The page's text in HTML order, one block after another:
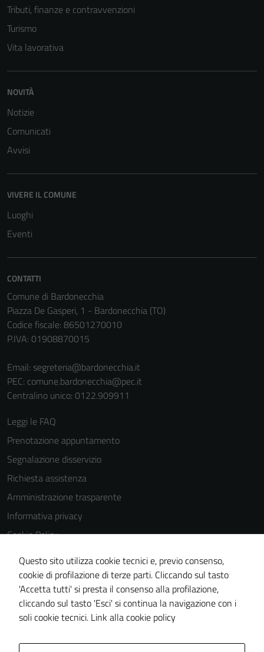
Tributi, finanze e contravvenzioni
Turismo
Vita lavorativa
NOVITÀ
Notizie
Comunicati
Avvisi
VIVERE IL COMUNE
Luoghi
Eventi
CONTATTI
Comune di Bardonecchia
Piazza De Gasperi, 1 - Bardonecchia (TO)
Codice fiscale: 86501270010
P.IVA: 01908870015
Email: segreteria@bardonecchia.it
PEC: comune.bardonecchia@pec.it
Centralino unico: 0122.909911
Leggi le FAQ
Prenotazione appuntamento
Segnalazione disservizio
Richiesta assistenza
Amministrazione trasparente
Informativa privacy
Cookie Policy
Note legali
Dichiarazione di accessibilità
Segnalazioni di inaccessibilità
Piano di miglioramento del sito
Questo sito utilizza cookie tecnici e, previo consenso,
cookie di profilazione di terze parti. Cliccando sul tasto
'Accetta tutti' si presta il consenso alla profilazione,
cliccando sul tasto 'Esci' si continua la navigazione con i
soli cookie tecnici. Link alla cookie policy
impostati da
peggiore la
la fruizione
delle
funzionalità
del sito.